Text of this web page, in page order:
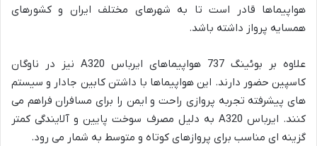
هواپیماها قادر است تا به شهرهای مختلف ایران و کشورهای
همسایه پرواز داشته باشد.
علاوه بر بوئینگ 737 هواپیماهای ایرباس A320 نیز در ناوگان
کاسپین حضور دارند. این هواپیماها با داشتن کابین جادار و سیستم
های پیشرفته تجربه پروازی راحت و ایمن را برای مسافران فراهم می
کنند. ایرباس A320 به دلیل مصرف سوخت پایین و آلایندگی کمتر
گزینه ای مناسب برای پروازهای کوتاه و متوسط به شمار می رود.